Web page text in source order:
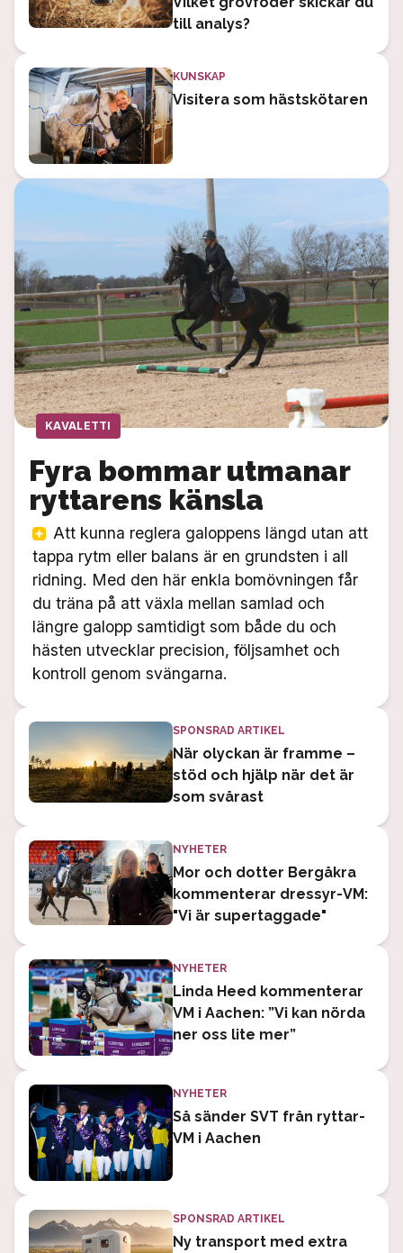
till analys?
KUNSKAP
Visitera som hästskötaren
KAVALETTI
Fyra bommar utmanar
ryttarens känsla
Att kunna reglera galoppens längd utan att
tappa rytm eller balans är en grundsten i all
ridning. Med den här enkla bomövningen får
du träna på att växla mellan samlad och
längre galopp samtidigt som både du och
hästen utvecklar precision, följsamhet och
kontroll genom svängarna.
SPONSRAD ARTIKEL
När olyckan är framme –
stöd och hjälp när det är
som svårast
NYHETER
Mor och dotter Bergåkra
kommenterar dressyr-VM:
"Vi är supertaggade"
NYHETER
Linda Heed kommenterar
VM i Aachen: ”Vi kan nörda
ner oss lite mer”
NYHETER
Så sänder SVT från ryttar-
VM i Aachen
SPONSRAD ARTIKEL
Ny transport med extra